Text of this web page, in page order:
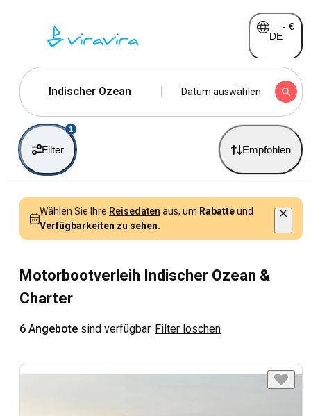
DE
- €
Indischer Ozean Datum auswählen
Filter
1
Empfohlen
Wählen Sie Ihre Reisedaten aus, um Rabatteund
Verfügbarkeiten zu sehen.
Motorbootverleih Indischer Ozean &
Charter
6 Angebote sind verfügbar. Filter löschen